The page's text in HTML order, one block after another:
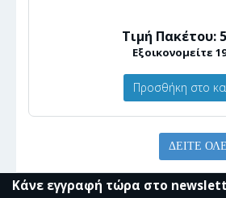
Τιμή Πακέτου:
Εξοικονομείτε
Προσθήκη στο
ΔΕΊΤΕ
Κάνε εγγραφή τώρα στο